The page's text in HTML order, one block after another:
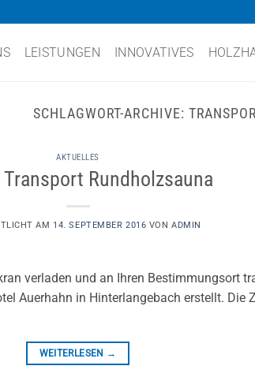
LEISTUNGEN INNOVATIVES
SCHLAGWORT-ARCHIVE:
AKTUELLES
Transport Rundholzsauna
AM 14. SEPTEMBER 2016 VONADMIN
verladen und an Ihren Bestimmungsort
Auerhahn in Hinterlangebach erstellt. Die
WEITERLESEN →